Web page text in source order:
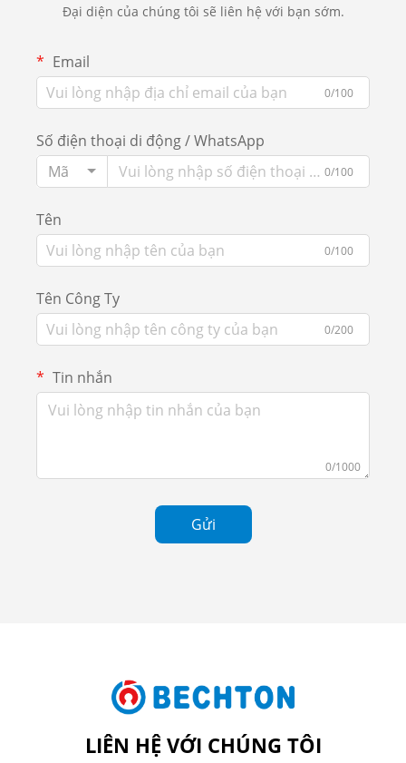
Đại diện của chúng tôi sẽ liên hệ với bạn sớm.
Email
0/100
Số điện thoại di động / WhatsApp
Mã
0/100
Tên
0/100
Tên Công Ty
0/200
Tin nhắn
0/1000
Gửi
LIÊN HỆ VỚI CHÚNG TÔI